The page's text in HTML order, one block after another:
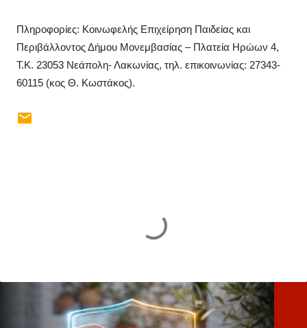
Πληροφορίες: Κοινωφελής Επιχείρηση Παιδείας και
Περιβάλλοντος Δήμου Μονεμβασίας – Πλατεία Ηρώων 4,
Τ.Κ. 23053 Νεάπολη- Λακωνίας, τηλ. επικοινωνίας: 27343-
60115 (κος Θ. Κωστάκος).
λ